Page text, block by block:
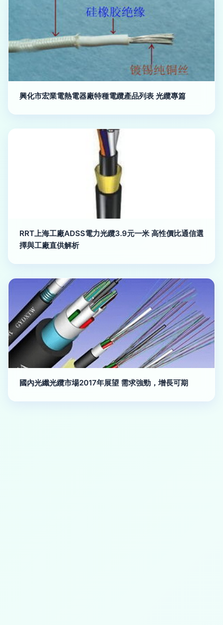
興化市宏業電熱電器廠特種電纜產品列表 光纜專篇
RRT上海工廠ADSS電力光纜3.9元一米 高性價比通信選
擇與工廠直供解析
國內光纖光纜市場2017年展望 需求強勁，增長可期